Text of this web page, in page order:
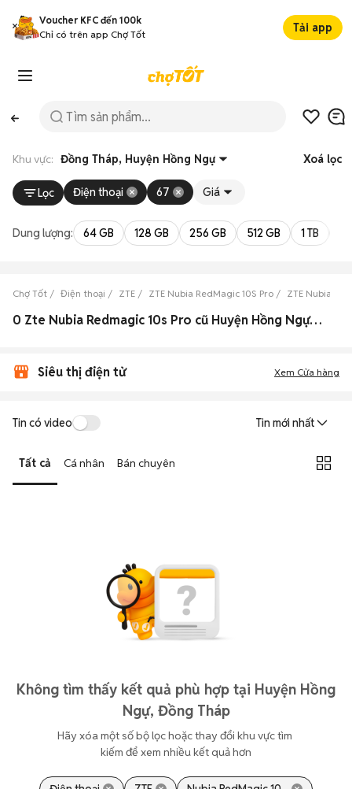
Voucher KFC đến 100k
Chỉ có trên app Chợ Tốt
Tải app
Khu vực: Đồng Tháp, Huyện Hồng Ngự Xoá lọc
Lọc Điện thoại 67 Giá
Dung lượng: 64 GB 128 GB 256 GB 512 GB 1 TB
Chợ Tốt Điện thoại ZTE ZTE Nubia RedMagic 10S Pro ZTE Nubia
0 Zte Nubia Redmagic 10s Pro cũ Huyện Hồng Ngự, Đồng Tháp đẹp
Siêu thị điện tử Xem Cửa hàng
Tin có video Tin mới nhất
Tất cả Cá nhân Bán chuyên
Không tìm thấy kết quả phù hợp tại Huyện Hồng
Ngự, Đồng Tháp
Hãy xóa một số bộ lọc hoặc thay đổi khu vực tìm
kiếm để xem nhiều kết quả hơn